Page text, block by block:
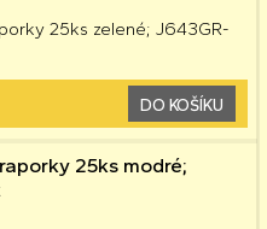
25ks zelené; J643GR-
DO KOŠÍKU
25ks modré;